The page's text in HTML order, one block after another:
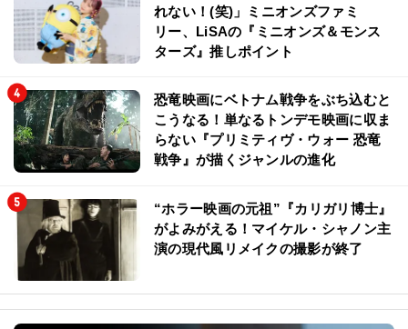
れない！(笑)」ミニオンズファミ
リー、LiSAの『ミニオンズ＆モンス
ターズ』推しポイント
恐竜映画にベトナム戦争をぶち込むと
こうなる！単なるトンデモ映画に収ま
らない『プリミティヴ・ウォー 恐竜
戦争』が描くジャンルの進化
“ホラー映画の元祖”『カリガリ博士』
がよみがえる！マイケル・シャノン主
演の現代風リメイクの撮影が終了